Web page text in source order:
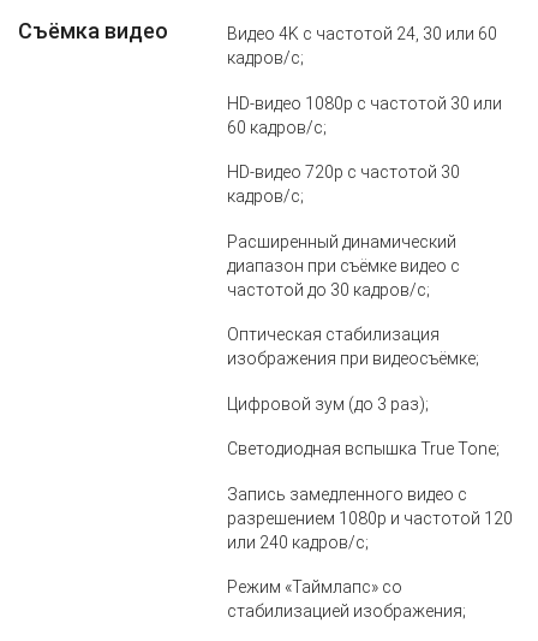
Съёмка видео
Видео 4K с частотой 24, 30 или 60
кадров/с;
HD‑видео 1080p с частотой 30 или
60 кадров/с;
HD‑видео 720p с частотой 30
кадров/с;
Расширенный динамический
диапазон при съёмке видео с
частотой до 30 кадров/с;
Оптическая стабилизация
изображения при видеосъёмке;
Цифровой зум (до 3 раз);
Светодиодная вспышка True Tone;
Запись замедленного видео с
разрешением 1080р и частотой 120
или 240 кадров/с;
Режим «Таймлапс» со
стабилизацией изображения;